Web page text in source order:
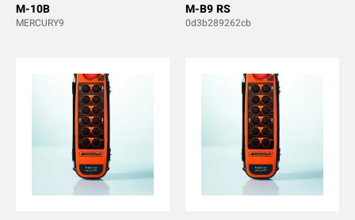
M-10B
MERCURY9
M-B9 RS
0d3b289262cb